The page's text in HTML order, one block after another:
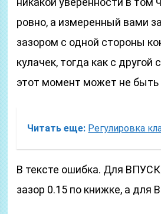
ровно, а измеренный вами
зазором с одной стороны
кулачек, тогда как с другой
этот момент может не быть
Читать еще: Регулировка
В тексте ошибка. Для
зазор 0.15 по книжке, а